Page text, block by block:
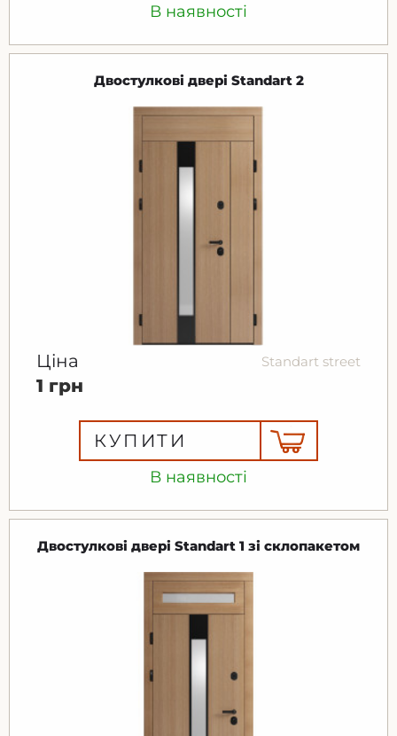
В наявності
В наявності
Двостулкові двері Standart 2
Ціна Standart street
1 грн
КУПИТИ
Двостулкові двері Standart 1 зі склопакетом